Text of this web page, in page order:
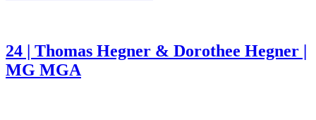
24 | Thomas Hegner & Dorothee Hegner |
MG MGA